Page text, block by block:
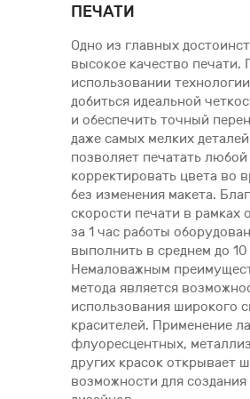
ПЕЧАТИ
Одно из главных
высокое качество печати.
использовании
добиться идеальной
и обеспечить точный
даже самых мелких
позволяет печатать
корректировать цвета во
без изменения макета.
скорости печати в рамках
за 1 час работы
выполнить в среднем до
Немаловажным
метода является
использования широкого
красителей. Применение
флуоресцентных,
других красок открывает
возможности для